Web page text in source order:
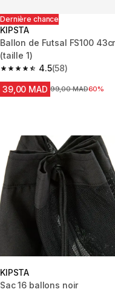
Dernière chance
KIPSTA
Ballon de Futsal FS100
(taille 1)
4.5
4.5 out of 5 stars from 58
(58)
39,00 MAD Prix avant la
99,00 MAD60%
KIPSTA
Sac 16 ballons noir